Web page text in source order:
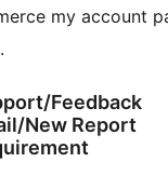
my account
Feedback
New Report